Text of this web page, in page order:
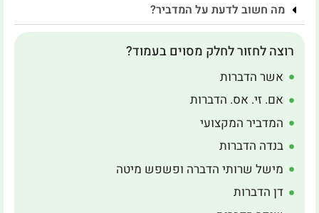
מה חשוב לדעת על המדביר?
רוצה לחזור לחלק מסוים בעמוד?
אשר הדברות
אם. זי. אס. הדברות
המדביר המקצועי
בנדה הדברות
מישל שרותי הדברה ופשפש מיטה
דן הדברות